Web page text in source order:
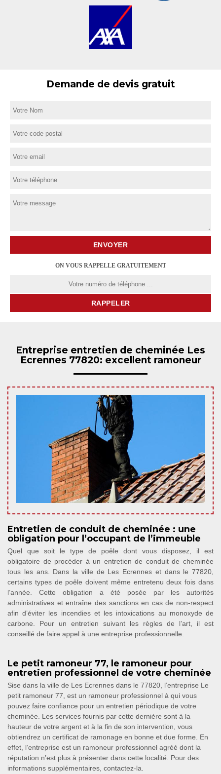
Demande de devis gratuit
ON VOUS RAPPELLE GRATUITEMENT
Entreprise entretien de cheminée Les
Ecrennes 77820: excellent ramoneur
Entretien de conduit de cheminée : une
obligation pour l’occupant de l’immeuble
Quel que soit le type de poêle dont vous disposez, il est
obligatoire de procéder à un entretien de conduit de cheminée
tous les ans. Dans la ville de Les Ecrennes et dans le 77820,
certains types de poêle doivent même entretenu deux fois dans
l’année. Cette obligation a été posée par les autorités
administratives et entraîne des sanctions en cas de non-respect
afin d’éviter les incendies et les intoxications au monoxyde de
carbone. Pour un entretien suivant les règles de l’art, il est
conseillé de faire appel à une entreprise professionnelle.
Le petit ramoneur 77, le ramoneur pour
entretien professionnel de votre cheminée
Sise dans la ville de Les Ecrennes dans le 77820, l’entreprise Le
petit ramoneur 77, est un ramoneur professionnel à qui vous
pouvez faire confiance pour un entretien périodique de votre
cheminée. Les services fournis par cette dernière sont à la
hauteur de votre argent et à la fin de son intervention, vous
obtiendrez un certificat de ramonage en bonne et due forme. En
effet, l’entreprise est un ramoneur professionnel agréé dont la
réputation n’est plus à présenter dans cette localité. Pour des
informations supplémentaires, contactez-la.